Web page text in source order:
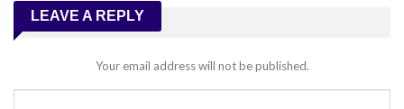
LEAVE A REPLY
Your email address will not be published.